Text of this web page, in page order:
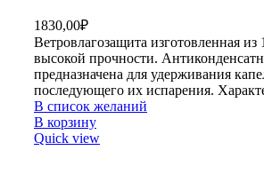
1830,00₽
Ветровлагозащита изготовленная
высокой прочности.
предназначена для удерживания
последующего их испарения.
В список желаний
В корзину
Quick view